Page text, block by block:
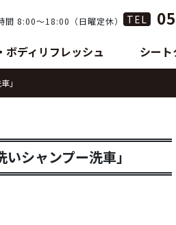
間 8:00〜18:00（日曜定休） TEL
ボディリフレッシュ シー
」
シャンプー洗車」